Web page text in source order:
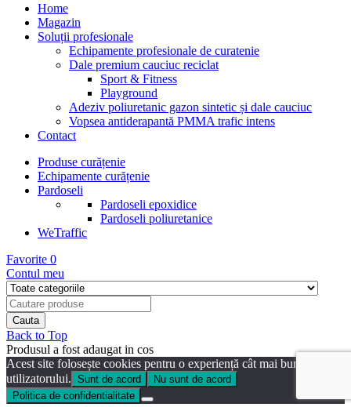
Home
Magazin
Soluții profesionale
Echipamente profesionale de curatenie
Dale premium cauciuc reciclat
Sport & Fitness
Playground
Adeziv poliuretanic gazon sintetic și dale cauciuc
Vopsea antiderapantă PMMA trafic intens
Contact
Produse curățenie
Echipamente curățenie
Pardoseli
Pardoseli epoxidice
Pardoseli poliuretanice
WeTraffic
Favorite 0
Contul meu
Back to Top
Produsul a fost adaugat in cos
Acest site folosește cookies pentru o experiență cât mai bună a
utilizatorului. Sunt de acord
Nu sunt de acord
Politica de confidentialitate